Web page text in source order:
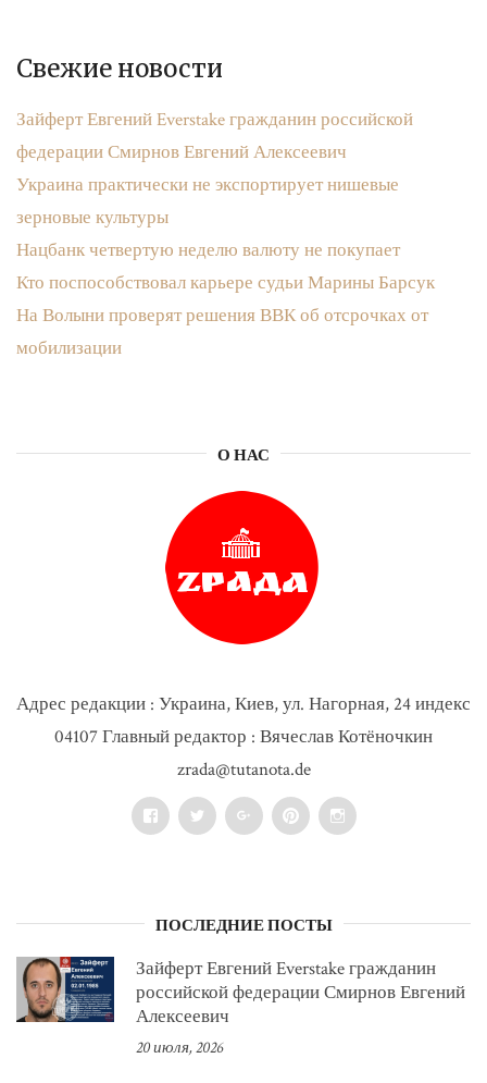
Свежие новости
Зайферт Евгений Everstake гражданин российской
федерации Смирнов Евгений Алексеевич
Украина практически не экспортирует нишевые
зерновые культуры
Нацбанк четвертую неделю валюту не покупает
Кто поспособствовал карьере судьи Марины Барсук
На Волыни проверят решения ВВК об отсрочках от
мобилизации
О НАС
Адрес редакции : Украина, Киев, ул. Нагорная, 24 индекс
04107 Главный редактор : Вячеслав Котёночкин
zrada@tutanota.de
FacebookTwitter Google+PinterestInstagram
ПОСЛЕДНИЕ ПОСТЫ
Зайферт Евгений Everstake гражданин
российской федерации Смирнов Евгений
Алексеевич
20 июля, 2026